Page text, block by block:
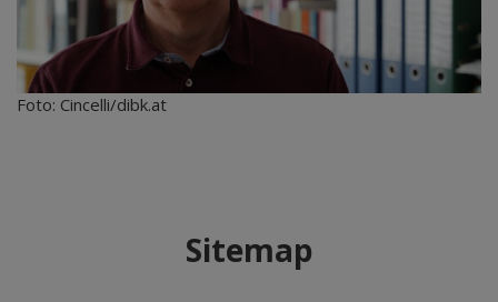
Foto: Cincelli/dibk.at
Sitemap